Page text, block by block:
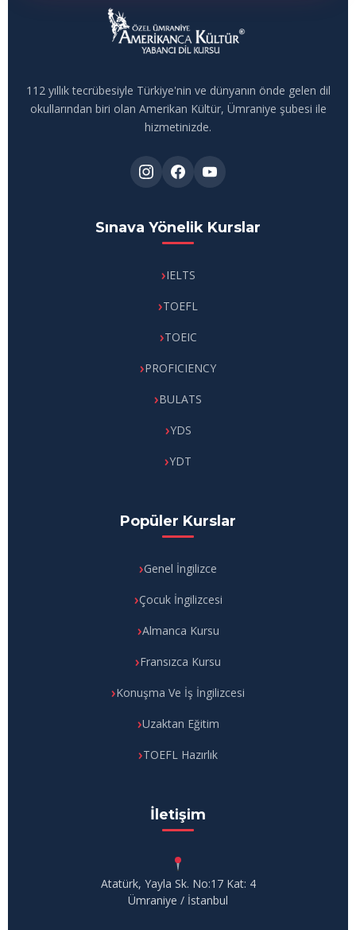
112 yıllık tecrübesiyle Türkiye'nin ve dünyanın önde gelen dil
okullarından biri olan Amerikan Kültür, Ümraniye şubesi ile
hizmetinizde.
Sınava Yönelik Kurslar
IELTS
TOEFL
TOEIC
PROFICIENCY
BULATS
YDS
YDT
Popüler Kurslar
Genel İngilizce
Çocuk İngilizcesi
Almanca Kursu
Fransızca Kursu
Konuşma Ve İş İngilizcesi
Uzaktan Eğitim
TOEFL Hazırlık
İletişim
Atatürk, Yayla Sk. No:17 Kat: 4
Ümraniye / İstanbul